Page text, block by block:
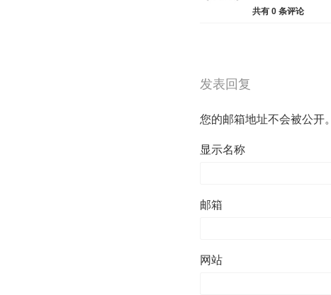
共有 0 条评论
发表回复
您的邮箱地址不会被公开。
显示名称
邮箱
网站